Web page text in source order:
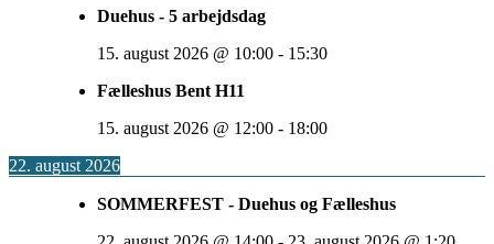
Duehus - 5 arbejdsdag
15. august 2026 @ 10:00 - 15:30
Fælleshus Bent H11
15. august 2026 @ 12:00 - 18:00
22. august 2026
SOMMERFEST - Duehus og Fælleshus